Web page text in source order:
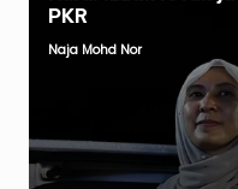
PKR
Posted
Naja Mohd Nor